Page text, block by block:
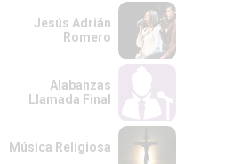
Jesús Adrián
Romero
Alabanzas
Llamada Final
Música Religiosa